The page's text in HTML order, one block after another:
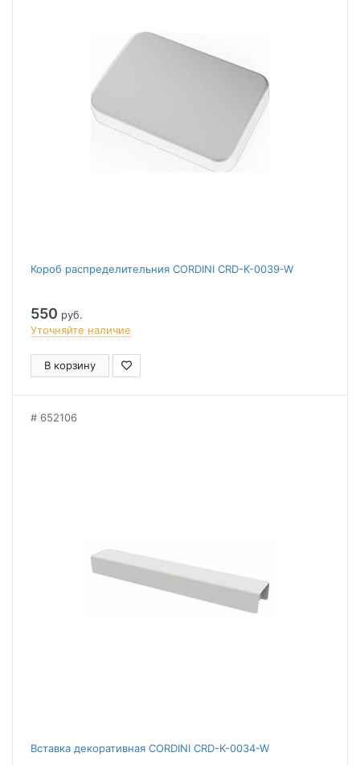
Короб распределительния CORDINI CRD-K-0039-W
550 руб.
Уточняйте наличие
В корзину
652106
Вставка декоративная CORDINI CRD-K-0034-W